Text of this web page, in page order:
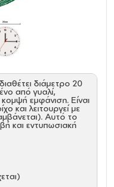
διάμετρο 20
από γυαλί,
εμφάνιση. Είναι
και λειτουργεί με
Αυτό το
και εντυπωσιακή